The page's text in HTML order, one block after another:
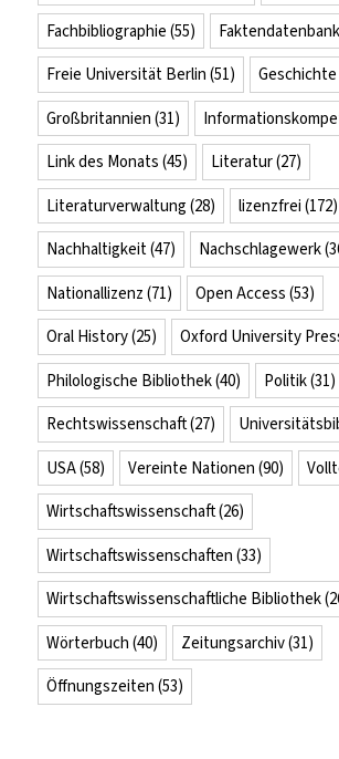
Fachbibliographie (55) Faktendatenbank
Freie Universität Berlin (51) Geschichte
Großbritannien (31)
Link des Monats (45) Literatur(27)
Literaturverwaltung (28) lizenzfrei (172)
Nachhaltigkeit(47) Nachschlagewerk
Nationallizenz (71) Open Access (53)
Oral History(25) Oxford University
Philologische Bibliothek(40) Politik(31)
Rechtswissenschaft(27)
USA(58) Vereinte Nationen (90)
Wirtschaftswissenschaft(26)
Wirtschaftswissenschaften (33)
Wirtschaftswissenschaftliche Bibliothek
Wörterbuch (40) Zeitungsarchiv(31)
Öffnungszeiten (53)